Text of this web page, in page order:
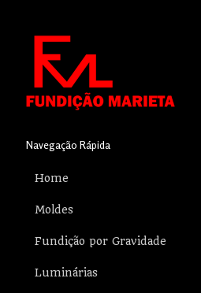
Navegação Rápida
Home
Moldes
Fundição por Gravidade
Luminárias